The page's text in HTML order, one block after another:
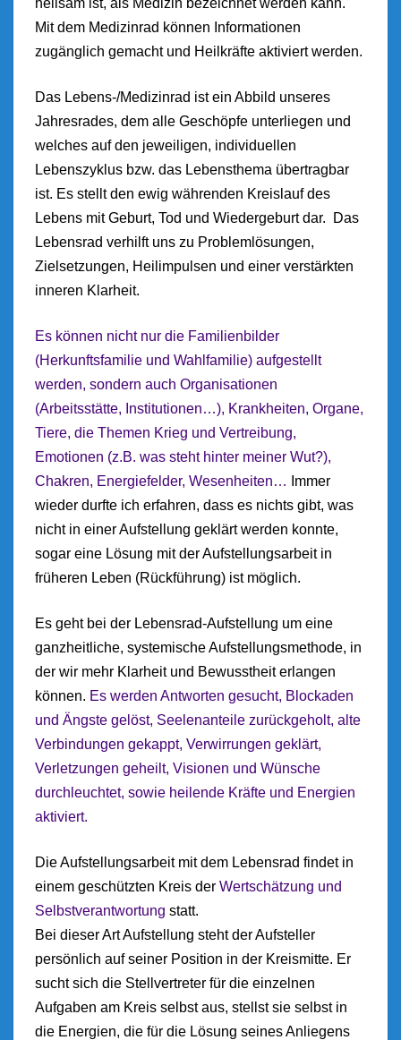
heilsam ist, als Medizin bezeichnet werden kann.
Mit dem Medizinrad können Informationen
zugänglich gemacht und Heilkräfte aktiviert werden.
Das Lebens-/Medizinrad ist ein Abbild unseres
Jahresrades, dem alle Geschöpfe unterliegen und
welches auf den jeweiligen, individuellen
Lebenszyklus bzw. das Lebensthema übertragbar
ist. Es stellt den ewig währenden Kreislauf des
Lebens mit Geburt, Tod und Wiedergeburt dar. Das
Lebensrad verhilft uns zu Problemlösungen,
Zielsetzungen, Heilimpulsen und einer verstärkten
inneren Klarheit.
Es können nicht nur die Familienbilder
(Herkunftsfamilie und Wahlfamilie) aufgestellt
werden, sondern auch Organisationen
(Arbeitsstätte, Institutionen…), Krankheiten, Organe,
Tiere, die Themen Krieg und Vertreibung,
Emotionen (z.B. was steht hinter meiner Wut?),
Chakren, Energiefelder, Wesenheiten…
Immer
wieder durfte ich erfahren, dass es nichts gibt, was
nicht in einer Aufstellung geklärt werden konnte,
sogar eine Lösung mit der Aufstellungsarbeit in
früheren Leben (Rückführung) ist möglich.
Es geht bei der Lebensrad-Aufstellung um eine
ganzheitliche, systemische Aufstellungsmethode, in
der wir mehr Klarheit und Bewusstheit erlangen
können. Es werden Antworten gesucht, Blockaden
und Ängste gelöst, Seelenanteile zurückgeholt, alte
Verbindungen gekappt, Verwirrungen geklärt,
Verletzungen geheilt, Visionen und Wünsche
durchleuchtet, sowie heilende Kräfte und Energien
aktiviert.
Die Aufstellungsarbeit mit dem Lebensrad findet in
einem geschützten Kreis der Wertschätzung und
Selbstverantwortung statt.
Bei dieser Art Aufstellung steht der Aufsteller
persönlich auf seiner Position in der Kreismitte. Er
sucht sich die Stellvertreter für die einzelnen
Aufgaben am Kreis selbst aus, stellst sie selbst in
die Energien, die für die Lösung seines Anliegens